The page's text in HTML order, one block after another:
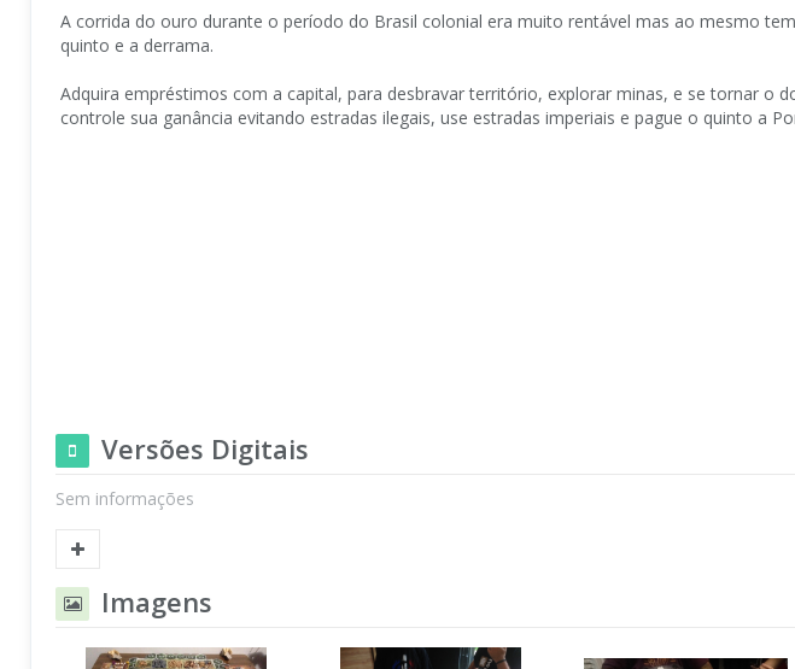
A corrida do ouro durante o período do Brasil colonial era muito rentável mas ao mesmo
quinto e a derrama.
Adquira empréstimos com a capital, para desbravar território, explorar minas, e se tornar o
controle sua ganância evitando estradas ilegais, use estradas imperiais e pague o quinto a
Versões Digitais
Sem informações
Imagens